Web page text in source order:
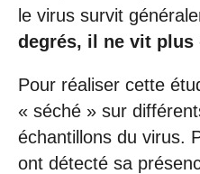
le virus survit
degrés, il ne vit plus
Pour réaliser cette
« séché » sur
échantillons du virus.
ont détecté sa